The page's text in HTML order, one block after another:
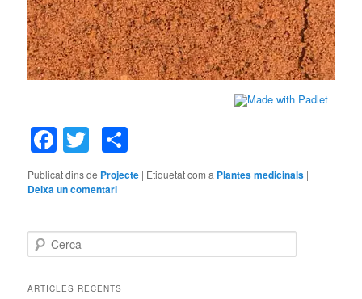
Facebook
Twitter
Publicat dins de Projecte | Etiquetat com a Plantes medicinals |
Deixa un comentari
e
c
ARTICLES RECENTS